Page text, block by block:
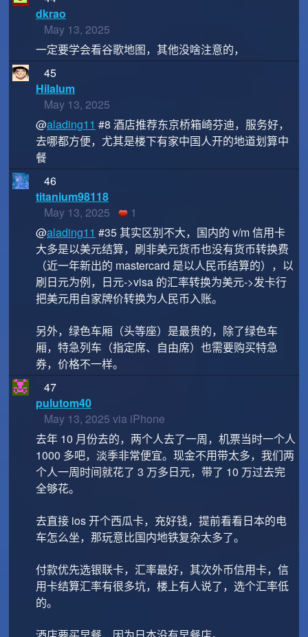
dkrao
May 13, 2025
一定要学会看谷歌地图，其他没啥注意的，
45
Hilalum
May 13, 2025
@alading11 #8 酒店推荐东京桥箱崎芬迪，服务好，
去哪都方便，尤其是楼下有家中国人开的地道划算中
餐
46
titanium98118
May 13, 2025
1
@alading11 #35 其实区别不大，国内的 v/m 信用卡
大多是以美元结算，刷非美元货币也没有货币转换费
（近一年新出的 mastercard 是以人民币结算的），以
刷日元为例，日元->visa 的汇率转换为美元->发卡行
把美元用自家牌价转换为人民币入账。
另外，绿色车厢（头等座）是最贵的，除了绿色车
厢，特急列车（指定席、自由席）也需要购买特急
券，价格不一样。
47
pulutom40
May 13, 2025 via iPhone
去年 10 月份去的，两个人去了一周，机票当时一个人
1000 多吧，淡季非常便宜。现金不用带太多，我们两
个人一周时间就花了 3 万多日元，带了 10 万过去完
全够花。
去直接 ios 开个西瓜卡，充好钱，提前看看日本的电
车怎么坐，那玩意比国内地铁复杂太多了。
付款优先选银联卡，汇率最好，其次外币信用卡，信
用卡结算汇率有很多坑，楼上有人说了，选个汇率低
的。